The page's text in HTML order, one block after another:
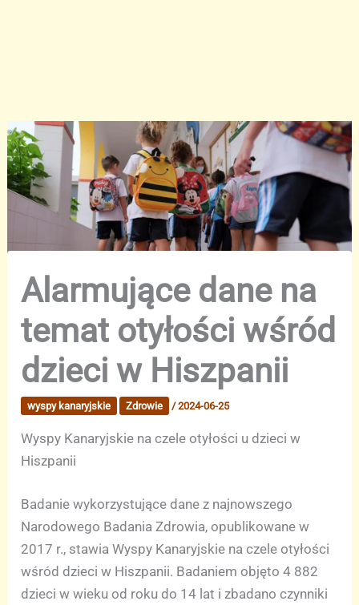
Alarmujące dane na
temat otyłości wśród
dzieci w Hiszpanii
wyspy kanaryjskie Zdrowie /2024-06-25
Wyspy Kanaryjskie na czele otyłości u dzieci w
Hiszpanii
Badanie wykorzystujące dane z najnowszego
Narodowego Badania Zdrowia, opublikowane w
2017 r., stawia Wyspy Kanaryjskie na czele otyłości
wśród dzieci w Hiszpanii. Badaniem objęto 4 882
dzieci w wieku od roku do 14 lat i zbadano czynniki